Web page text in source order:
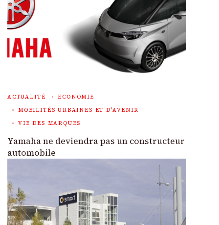
ACTUALITÉ
ECONOMIE
MOBILITÉS URBAINES ET D'AVENIR
VIE DES MARQUES
Yamaha ne deviendra pas un constructeur
automobile